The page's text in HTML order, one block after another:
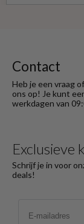
Contact
Heb je een vraag
ons op! Je kunt
werkdagen van
Exclusieve
Schrijf je in voor
deals!